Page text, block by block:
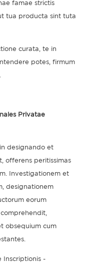
famae strictis
tua producta sint tuta
curata, te in
potes, firmum
Privatae
designando et
offerens peritissimas
Investigationem et
designationem
eorum
obsequium cum
Inscriptionis -